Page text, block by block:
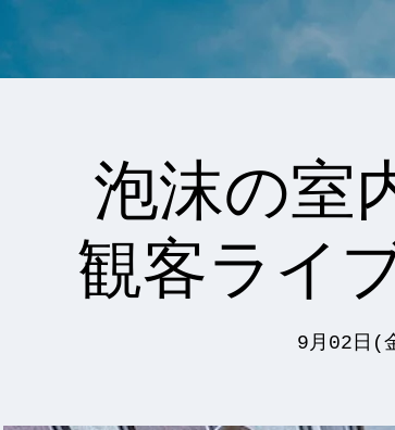
泡沫の室
観客ライ
9月02日(